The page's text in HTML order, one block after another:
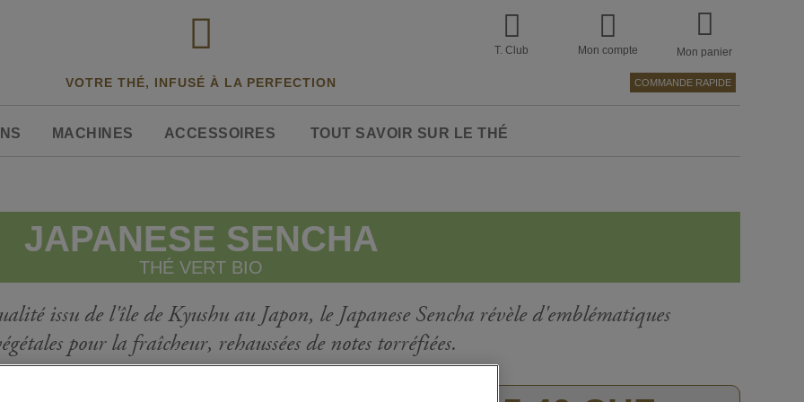
T. Club Mon compte Mon panier
VOTRE THÉ, INFUSÉ À LA PERFECTION COMMANDE RAPIDE
MACHINES ACCESSOIRES TOUT SAVOIR SUR LE THÉ
JAPANESE SENCHA
THÉ VERT BIO
issu de l'île de Kyushu au Japon, le Japanese Sencha révèle d'emblématiques
pour la fraîcheur, rehaussées de notes torréfiées.